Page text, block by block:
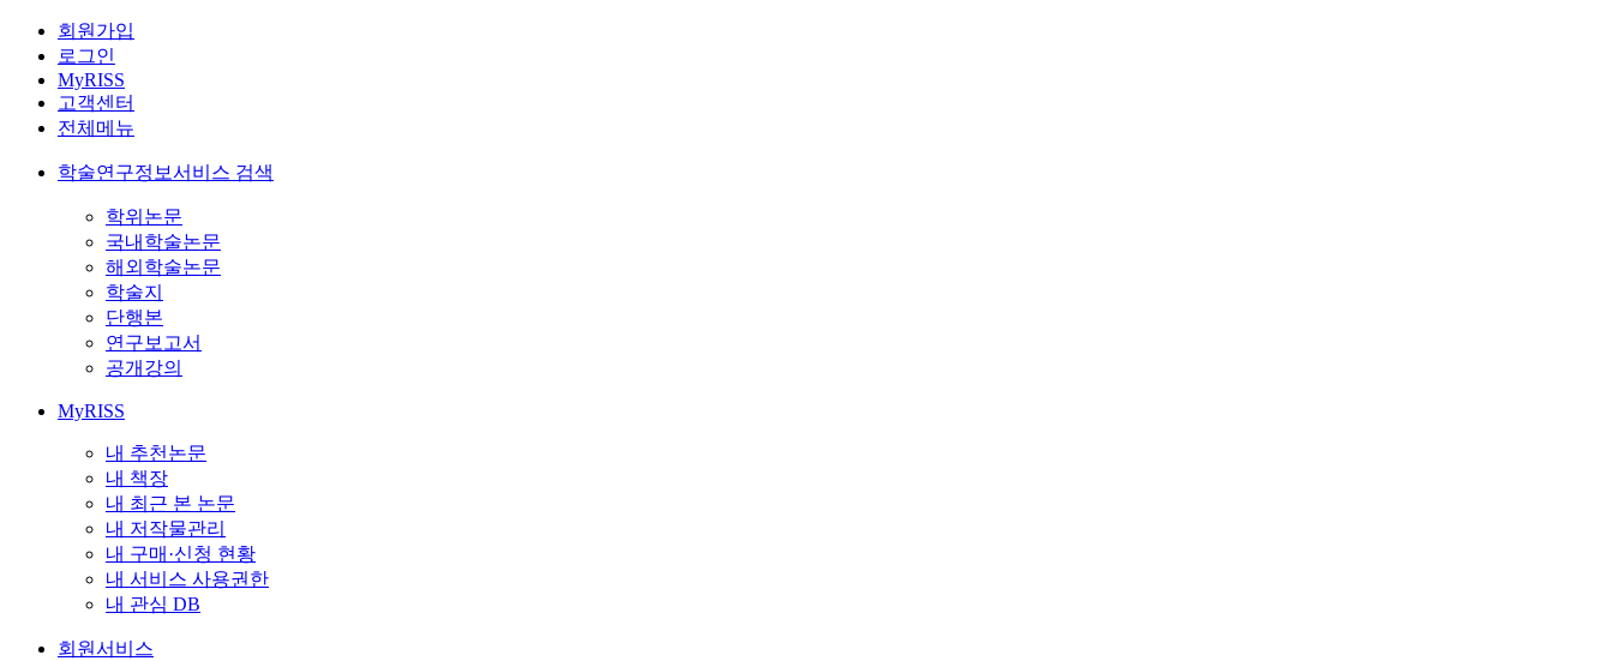
회원가입
로그인
MyRISS
고객센터
전체메뉴
학술연구정보서비스 검색
학위논문
국내학술논문
해외학술논문
학술지
단행본
연구보고서
공개강의
MyRISS
내 추천논문
내 책장
내 최근 본 논문
내 저작물관리
내 구매·신청 현황
내 서비스 사용권한
내 관심 DB
회원서비스